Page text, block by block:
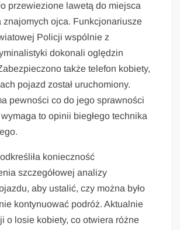
przewiezione lawetą do miejsca
znajomych ojca. Funkcjonariusze
Policji wspólnie z
dokonali oględzin
także telefon kobiety,
pojazd został uruchomiony.
pewności co do jego sprawności
to opinii biegłego technika
konieczność
szczegółowej analizy
aby ustalić, czy można było
kontynuować podróż. Aktualnie
o losie kobiety, co otwiera różne